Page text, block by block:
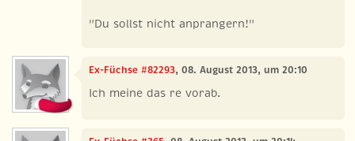
"Du sollst nicht anprangern!"
Ex-Füchse #82293, 08. August 2013, um 20:10
Ich meine das re vorab.